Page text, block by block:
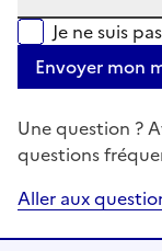
Je ne suis
Envoyer mon
Une question ?
questions
Aller aux